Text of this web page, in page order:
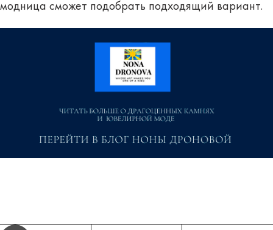
модница сможет подобрать подходящий вариант.